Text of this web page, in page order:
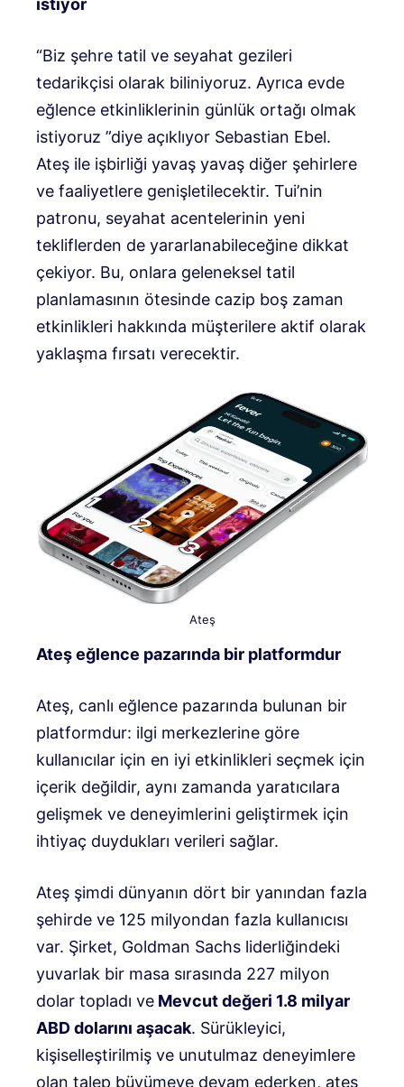
“Biz şehre tatil ve seyahat gezileri
tedarikçisi olarak biliniyoruz. Ayrıca evde
eğlence etkinliklerinin günlük ortağı olmak
istiyoruz ”diye açıklıyor Sebastian Ebel.
Ateş ile işbirliği yavaş yavaş diğer şehirlere
ve faaliyetlere genişletilecektir. Tui’nin
patronu, seyahat acentelerinin yeni
tekliflerden de yararlanabileceğine dikkat
çekiyor. Bu, onlara geleneksel tatil
planlamasının ötesinde cazip boş zaman
etkinlikleri hakkında müşterilere aktif olarak
yaklaşma fırsatı verecektir.
Ateş
Ateş eğlence pazarında bir platformdur
Ateş, canlı eğlence pazarında bulunan bir
platformdur: ilgi merkezlerine göre
kullanıcılar için en iyi etkinlikleri seçmek için
içerik değildir, aynı zamanda yaratıcılara
gelişmek ve deneyimlerini geliştirmek için
ihtiyaç duydukları verileri sağlar.
Ateş şimdi dünyanın dört bir yanından fazla
şehirde ve 125 milyondan fazla kullanıcısı
var. Şirket, Goldman Sachs liderliğindeki
yuvarlak bir masa sırasında 227 milyon
dolar topladı ve Mevcut değeri 1.8 milyar
ABD dolarını aşacak. Sürükleyici,
kişiselleştirilmiş ve unutulmaz deneyimlere
olan talep büyümeye devam ederken, ateş